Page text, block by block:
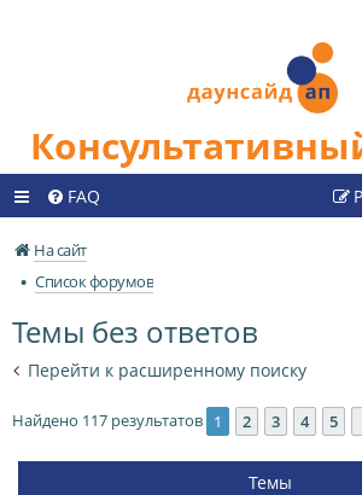
FAQ
На сайт
Список форумов
Темы без ответов
Перейти к расширенному поиску
Найдено 117 результатов 1 2 3 4 5
Темы